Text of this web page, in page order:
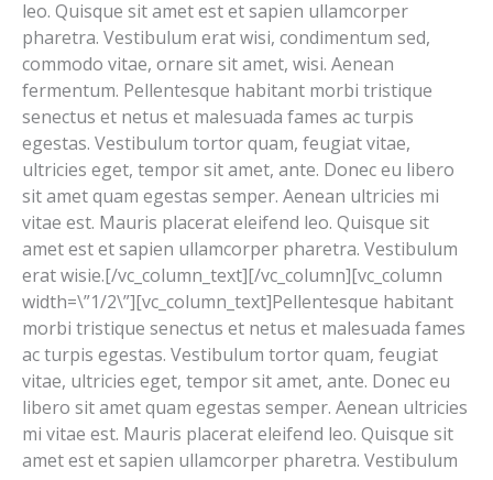
leo. Quisque sit amet est et sapien ullamcorper
pharetra. Vestibulum erat wisi, condimentum sed,
commodo vitae, ornare sit amet, wisi. Aenean
fermentum. Pellentesque habitant morbi tristique
senectus et netus et malesuada fames ac turpis
egestas. Vestibulum tortor quam, feugiat vitae,
ultricies eget, tempor sit amet, ante. Donec eu libero
sit amet quam egestas semper. Aenean ultricies mi
vitae est. Mauris placerat eleifend leo. Quisque sit
amet est et sapien ullamcorper pharetra. Vestibulum
erat wisie.[/vc_column_text][/vc_column][vc_column
width=\”1/2\”][vc_column_text]Pellentesque habitant
morbi tristique senectus et netus et malesuada fames
ac turpis egestas. Vestibulum tortor quam, feugiat
vitae, ultricies eget, tempor sit amet, ante. Donec eu
libero sit amet quam egestas semper. Aenean ultricies
mi vitae est. Mauris placerat eleifend leo. Quisque sit
amet est et sapien ullamcorper pharetra. Vestibulum